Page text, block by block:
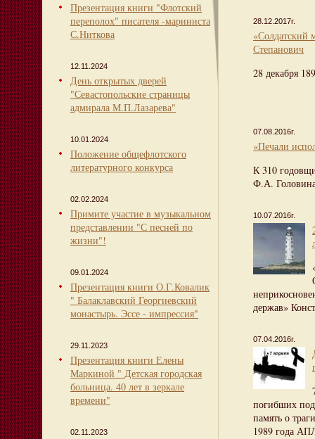
Презентация книги "Флотский
переполох" писателя -мариниста
С.Ниткова
12.11.2024
День открытых дверей
"Севастопольские страницы
адмирала М.П.Лазарева"
10.01.2024
Положение общефлотского
литературного конкурса
02.02.2024
Примите участие в музыкальном
представлении "С песней по
жизни"!
09.01.2024
Презентация книги О.Г.Ковалик
" Балаклавский Георгиевский
монастырь. Эссе - импрессия"
29.11.2023
Презентация книги Елены
Маркиной " Детская городская
больница. 40 лет в зеркале
времени"
02.11.2023
28.12.2017г.
«Солдатский
Степанович
28 декабря
07.08.2016г.
«Печали
К 310
Ф.А.
10.07.2016г.
держав»
07.04.2016г.
погибших
память о
1989 года